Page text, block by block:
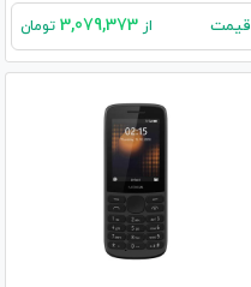
قیمت از تومان